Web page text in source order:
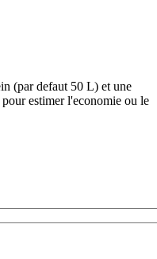
(par defaut 50 L) et une
estimer l'economie ou le